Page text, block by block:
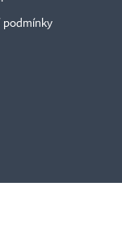
podmínky